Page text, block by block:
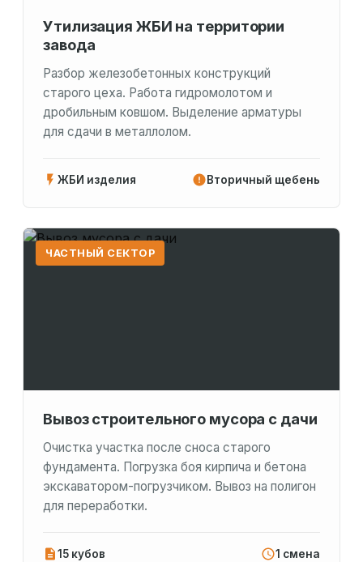
Утилизация ЖБИ на территории
завода
Разбор железобетонных конструкций
старого цеха. Работа гидромолотом и
дробильным ковшом. Выделение арматуры
для сдачи в металлолом.
ЖБИ изделия Вторичный щебень
ЧАСТНЫЙ СЕКТОР
Вывоз строительного мусора с дачи
Очистка участка после сноса старого
фундамента. Погрузка боя кирпича и бетона
экскаватором-погрузчиком. Вывоз на полигон
для переработки.
15 кубов 1 смена